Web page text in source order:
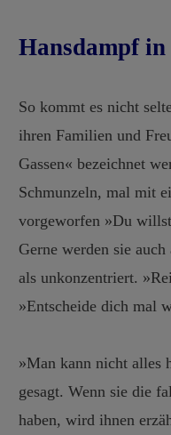
Hansdampf in
So kommt es nicht
ihren Familien und
Gassen« bezeichnet
Schmunzeln, mal mit
vorgeworfen »Du
Gerne werden sie
als unkonzentriert.
»Entscheide dich mal
»Man kann nicht alles
gesagt. Wenn sie die
haben, wird ihnen